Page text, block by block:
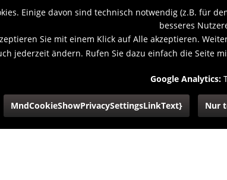
OM SYSTEM PANASONIC SONY
Einige davon sind technisch notwendig (z.B. für
besseres
Sie mit einem Klick auf Alle akzeptieren.
jederzeit ändern. Rufen Sie dazu einfach die Seite
Google Analytics:
MndCookieShowPrivacySettingsLinkText} Nur